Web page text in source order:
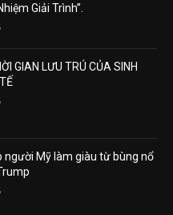
Giải Trình”.
GIAN LƯU TRÚ CỦA SINH
người Mỹ làm giàu từ bùng nổ